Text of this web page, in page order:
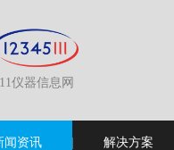
仪器信息网
闻资讯 解决方案